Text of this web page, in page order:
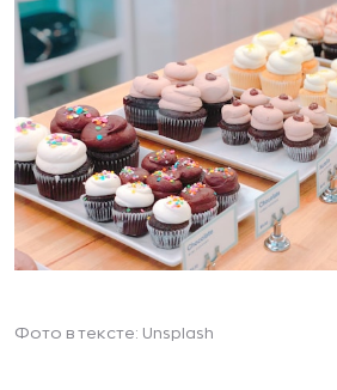
Фото в тексте: Unsplash